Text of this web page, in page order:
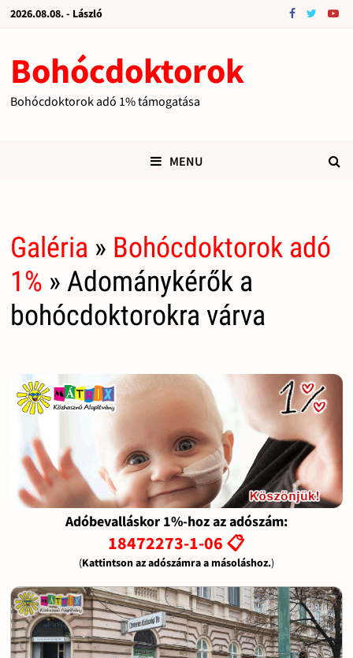
2026.08.08. - László
Bohócdoktorok
Bohócdoktorok adó 1% támogatása
MENU
Galéria » Bohócdoktorok adó
1% » Adománykérők a
bohócdoktorokra várva
Adóbevalláskor 1%-hoz az adószám:
18472273-1-06 📋
(Kattintson az adószámra a másoláshoz.)